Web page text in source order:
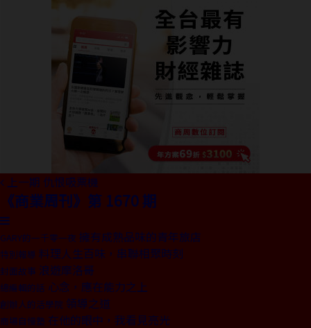
上一期 仇恨吸票機
《商業周刊》第 1670 期
GARY的一千零一夜 擁有成熟品味的青年旅店
特別報導 料理人生百味，串聯相聚時刻
封面故事 浪遊摩洛哥
總編輯的話 心念，應在能力之上
創辦人的活學院 領導之道
商場自慢塾 在他的眼中，我看見亮光